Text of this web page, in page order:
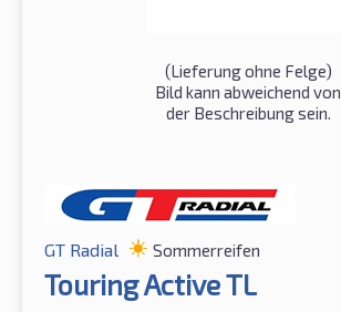
(Lieferung ohne Felge)
Bild kann abweichend von
der Beschreibung sein.
GT Radial Sommerreifen
Touring Active TL